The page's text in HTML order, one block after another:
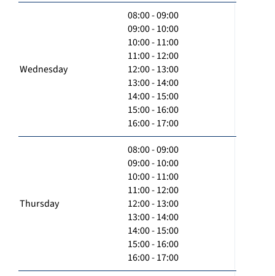
Wednesday
08:00 - 09:00
09:00 - 10:00
10:00 - 11:00
11:00 - 12:00
12:00 - 13:00
13:00 - 14:00
14:00 - 15:00
15:00 - 16:00
16:00 - 17:00
Thursday
08:00 - 09:00
09:00 - 10:00
10:00 - 11:00
11:00 - 12:00
12:00 - 13:00
13:00 - 14:00
14:00 - 15:00
15:00 - 16:00
16:00 - 17:00